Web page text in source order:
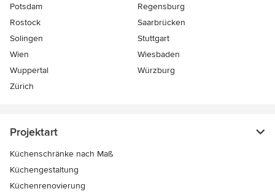
Potsdam
Regensburg
Rostock
Saarbrücken
Solingen
Stuttgart
Wien
Wiesbaden
Wuppertal
Würzburg
Zürich
Projektart
Küchenschränke nach Maß
Küchengestaltung
Küchenrenovierung